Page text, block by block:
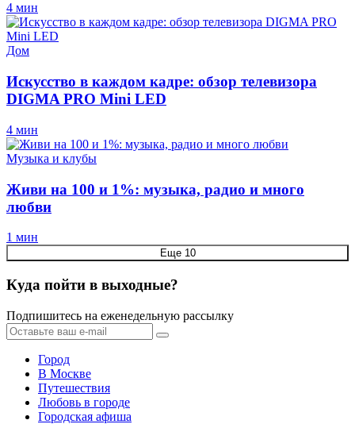
4 мин
Дом
Искусство в каждом кадре: обзор телевизора
DIGMA PRO Mini LED
4 мин
Музыка и клубы
Живи на 100 и 1%: музыка, радио и много
любви
1 мин
Еще 10
Куда пойти в выходные?
Подпишитесь на еженедельную рассылку
Город
В Москве
Путешествия
Любовь в городе
Городская афиша